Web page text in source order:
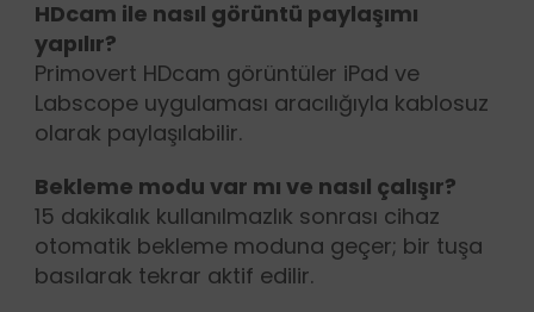
HDcam ile nasıl görüntü paylaşımı
yapılır?
Primovert HDcam görüntüler iPad ve
Labscope uygulaması aracılığıyla kablosuz
olarak paylaşılabilir.
Bekleme modu var mı ve nasıl çalışır?
15 dakikalık kullanılmazlık sonrası cihaz
otomatik bekleme moduna geçer; bir tuşa
basılarak tekrar aktif edilir.